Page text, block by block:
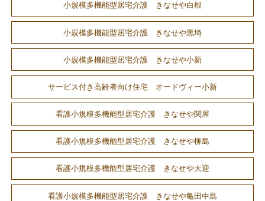
小規模多機能型居宅介護 きなせや白根
小規模多機能型居宅介護 きなせや黒埼
小規模多機能型居宅介護 きなせや小新
サービス付き高齢者向け住宅 オードヴィー小新
看護小規模多機能型居宅介護 きなせや関屋
看護小規模多機能型居宅介護 きなせや柳島
看護小規模多機能型居宅介護 きなせや大迎
看護小規模多機能型居宅介護 きなせや亀田中島